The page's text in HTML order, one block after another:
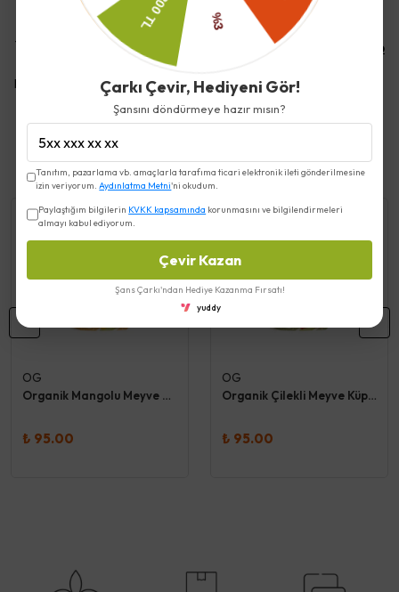
Yorumlar Yorum Yap
Bu ürün için henüz yorum yapılmamış.
Benzer Ürünler
OG
Organik Mangolu Meyve Küpleri 30 Gr - Og
₺ 95.00
OG
Organik Çilekli Meyve Küpleri 30 Gr - Og
₺ 95.00
Çarkı Çevir, Hediyeni Gör!
Şansını döndürmeye hazır mısın?
Tanıtım, pazarlama vb. amaçlarla tarafıma ticari elektronik ileti gönderilmesine
izin veriyorum.Aydınlatma Metni'ni okudum.
Paylaştığım bilgilerin KVKK kapsamında korunmasını ve bilgilendirmeleri
almayı kabul ediyorum.
Çevir Kazan
Şans Çarkı'ndan Hediye Kazanma Fırsatı!
yuddy